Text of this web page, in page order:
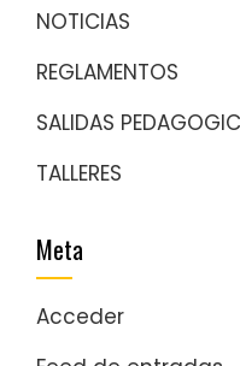
NOTICIAS
REGLAMENTOS
SALIDAS
TALLERES
Meta
Acceder